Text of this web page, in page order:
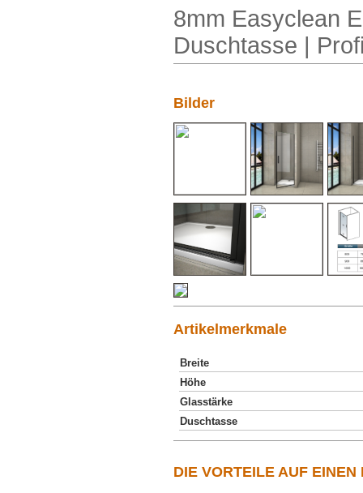
8mm Easyclean
Duschtasse |
Bilder
Artikelmerkmale
Breite
Höhe
Glasstärke
Duschtasse
DIE VORTEILE AUF EINEN